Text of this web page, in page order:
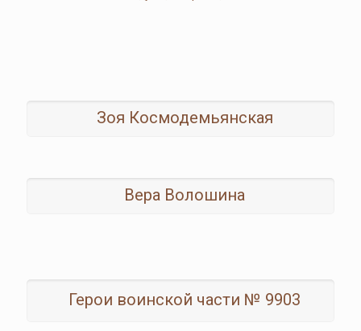
Зоя Космодемьянская
Вера Волошина
Герои воинской части № 9903